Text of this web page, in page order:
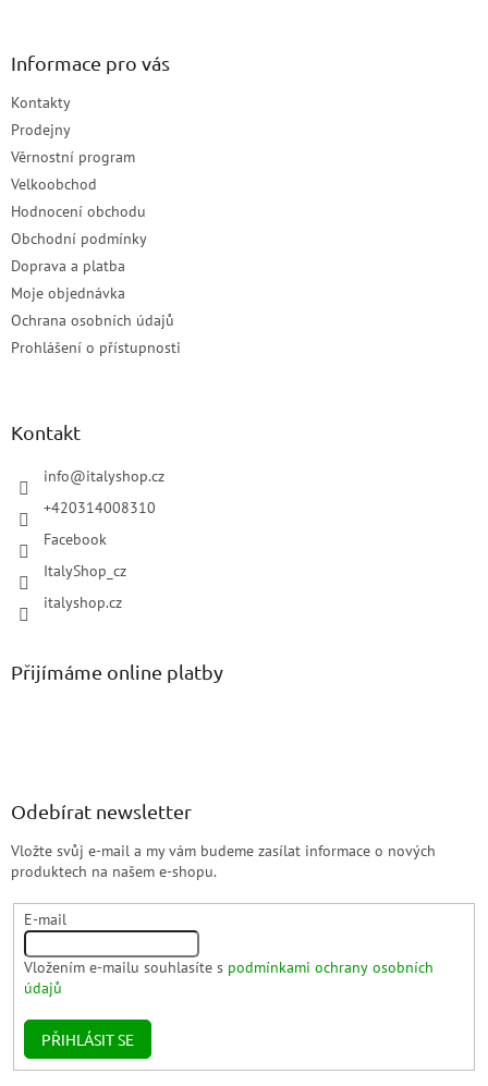
Informace pro vás
Kontakty
Prodejny
Věrnostní program
Velkoobchod
Hodnocení obchodu
Obchodní podmínky
Doprava a platba
Moje objednávka
Ochrana osobních údajů
Prohlášení o přístupnosti
Kontakt
info@italyshop.cz
+420314008310
Facebook
ItalyShop_cz
italyshop.cz
Přijímáme online platby
Odebírat newsletter
Vložte svůj e-mail a my vám budeme zasílat informace o nových
produktech na našem e-shopu.
E-mail
Vložením e-mailu souhlasíte s podmínkami ochrany osobních
údajů
PŘIHLÁSIT SE